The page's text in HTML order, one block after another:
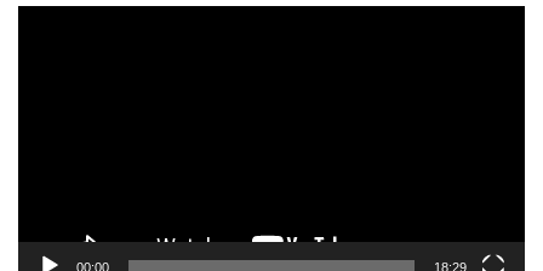
00:00 18:29